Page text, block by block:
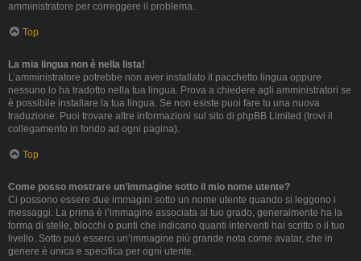
amministratore per correggere il problema.
Top
La mia lingua non è nella lista!
L’amministratore potrebbe non aver installato il pacchetto lingua oppure
nessuno lo ha tradotto nella tua lingua. Prova a chiedere agli amministratori se
è possibile installare la tua lingua. Se non esiste puoi fare tu una nuova
traduzione. Puoi trovare altre informazioni sul sito di phpBB Limited (trovi il
collegamento in fondo ad ogni pagina).
Top
Come posso mostrare un’immagine sotto il mio nome utente?
Ci possono essere due immagini sotto un nome utente quando si leggono i
messaggi. La prima è l’immagine associata al tuo grado, generalmente ha la
forma di stelle, blocchi o punti che indicano quanti interventi hai scritto o il tuo
livello. Sotto può esserci un’immagine più grande nota come avatar, che in
genere è unica e specifica per ogni utente.